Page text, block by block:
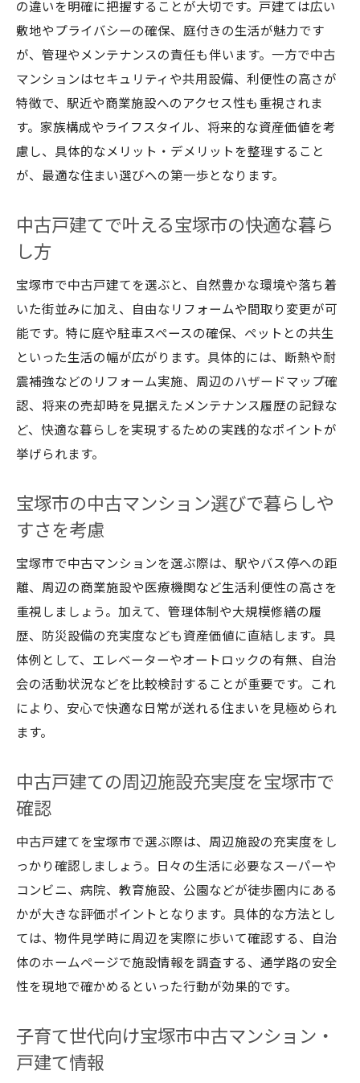
の違いを明確に把握することが大切です。戸建ては広い
敷地やプライバシーの確保、庭付きの生活が魅力です
が、管理やメンテナンスの責任も伴います。一方で中古
マンションはセキュリティや共用設備、利便性の高さが
特徴で、駅近や商業施設へのアクセス性も重視されま
す。家族構成やライフスタイル、将来的な資産価値を考
慮し、具体的なメリット・デメリットを整理すること
が、最適な住まい選びへの第一歩となります。
中古戸建てで叶える宝塚市の快適な暮ら
し方
宝塚市で中古戸建てを選ぶと、自然豊かな環境や落ち着
いた街並みに加え、自由なリフォームや間取り変更が可
能です。特に庭や駐車スペースの確保、ペットとの共生
といった生活の幅が広がります。具体的には、断熱や耐
震補強などのリフォーム実施、周辺のハザードマップ確
認、将来の売却時を見据えたメンテナンス履歴の記録な
ど、快適な暮らしを実現するための実践的なポイントが
挙げられます。
宝塚市の中古マンション選びで暮らしや
すさを考慮
宝塚市で中古マンションを選ぶ際は、駅やバス停への距
離、周辺の商業施設や医療機関など生活利便性の高さを
重視しましょう。加えて、管理体制や大規模修繕の履
歴、防災設備の充実度なども資産価値に直結します。具
体例として、エレベーターやオートロックの有無、自治
会の活動状況などを比較検討することが重要です。これ
により、安心で快適な日常が送れる住まいを見極められ
ます。
中古戸建ての周辺施設充実度を宝塚市で
確認
中古戸建てを宝塚市で選ぶ際は、周辺施設の充実度をし
っかり確認しましょう。日々の生活に必要なスーパーや
コンビニ、病院、教育施設、公園などが徒歩圏内にある
かが大きな評価ポイントとなります。具体的な方法とし
ては、物件見学時に周辺を実際に歩いて確認する、自治
体のホームページで施設情報を調査する、通学路の安全
性を現地で確かめるといった行動が効果的です。
子育て世代向け宝塚市中古マンション・
戸建て情報